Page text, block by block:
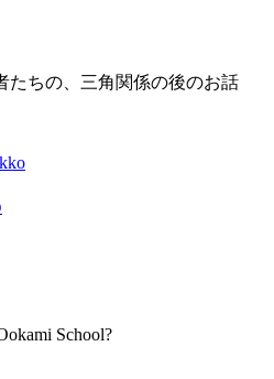
たちの、三角関係の後のお話
School?